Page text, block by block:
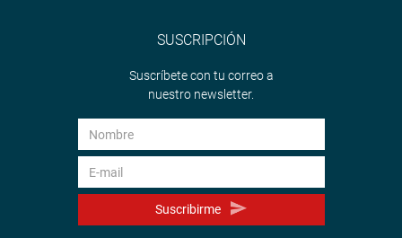
SUSCRIPCIÓN
Suscríbete con tu correo a
nuestro newsletter.
Suscribirme